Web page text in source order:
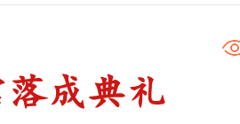
成典礼